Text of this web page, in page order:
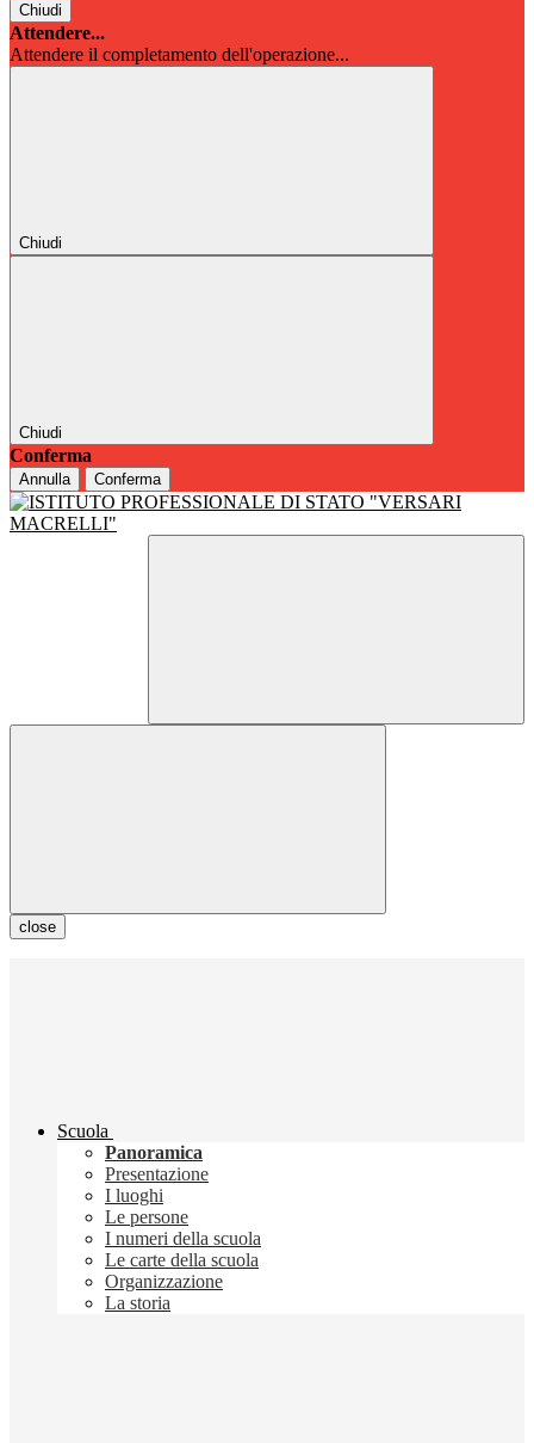
Chiudi
Attendere...
Attendere il completamento dell'operazione...
Chiudi
Chiudi
Conferma
Annulla Conferma
close
Scuola
Panoramica
Presentazione
I luoghi
Le persone
I numeri della scuola
Le carte della scuola
Organizzazione
La storia